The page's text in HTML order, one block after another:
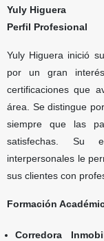
Yuly Higuera
Perfil Profesional
Yuly Higuera inició
por un gran
certificaciones que
área. Se distingue
siempre que las
satisfechas. Su
interpersonales le
sus clientes con
Formación
Corredora